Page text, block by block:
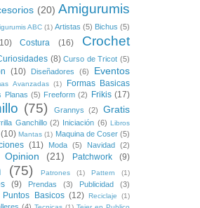
(20) Amigurumis
ABC (1) Artistas (5) Bichus (5)
Costura (16)
Crochet
(8) Curso de Tricot (5)
(10) Diseñadores (6)
Eventos
Avanzadas (1)
Formas Basicas
Planas (5) Freeform (2) Frikis (17)
(75) Grannys (2)
Gratis
Ganchillo (2) Iniciación (6) Libros
(10) Mantas (1) Maquina de Coser (5)
(11) Moda (5) Navidad (2)
Opinion (21) Patchwork (9)
(75) Patrones (1) Pattern (1)
(9) Prendas (3) Publicidad (3)
Puntos Basicos (12) Reciclaje
(1)